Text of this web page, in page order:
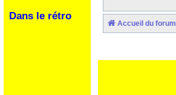
Dans le rétro
Accueil du forum